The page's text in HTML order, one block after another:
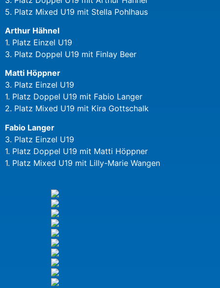
5. Platz Mixed U19 mit Stella Pohlhaus
Arthur Hähnel
1. Platz Einzel U19
3. Platz Doppel U19 mit Finlay Beer
Matti Höppner
3. Platz Einzel U19
1. Platz Doppel U19 mit Fabio Langer
2. Platz Mixed U19 mit Kira Gottschalk
Fabio Langer
3. Platz Einzel U19
1. Platz Doppel U19 mit Matti Höppner
1. Platz Mixed U19 mit Lilly-Marie Wangen